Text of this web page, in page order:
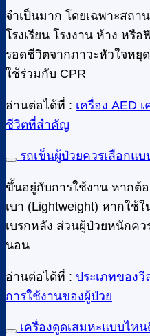
จำเป็นมาก โดยเฉพาะสถ
โรงเรียน โรงงาน ห้าง หรื
รอดชีวิตจากภาวะหัวใจหยุ
ใช้ร่วมกับ CPR
อ่านต่อได้ที่ : เครื่อง AED
ชีวิตที่สำคัญ
รถเข็นผู้ป่วยควรเลือกแ
ขึ้นอยู่กับการใช้งาน หากต้
เบา (Lightweight) หากใช้
เบรกหลัง ส่วนผู้ป่วยหนักค
นอน
อ่านต่อได้ที่ : ประเภทของวี
การใช้งานของผู้ป่วย
เครื่องดูดเสมหะแบบไห